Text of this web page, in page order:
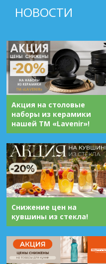
НОВОСТИ
Акция на столовые
наборы из керамики
нашей ТМ «Lavenir»!
Снижение цен на
кувшины из стекла!